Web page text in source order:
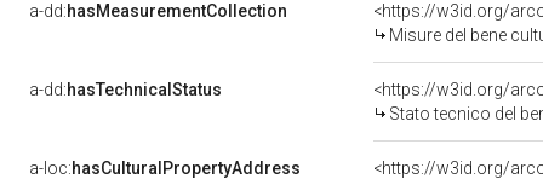
a-dd:hasMeasurementCollection
<https://w3id.org/
Misure del bene
a-dd:hasTechnicalStatus
<https://w3id.org/
Stato tecnico del
a-loc:hasCulturalPropertyAddress
<https://w3id.org/